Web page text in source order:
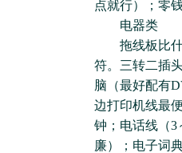
点就行）；零
电器类
拖线板比什
符。三转二插
脑（最好配有
边打印机线最
钟；电话线（3
廉）；电子词